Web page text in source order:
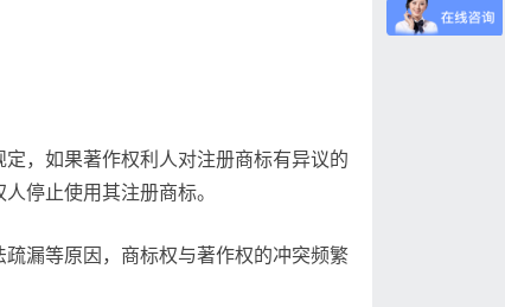
，如果著作权利人对注册商标有异议的
停止使用其注册商标。
漏等原因，商标权与著作权的冲突频繁